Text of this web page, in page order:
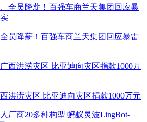
员降薪！百强车商兰天集团回应暴雷
洪涝灾区 比亚迪向灾区捐款1000万元